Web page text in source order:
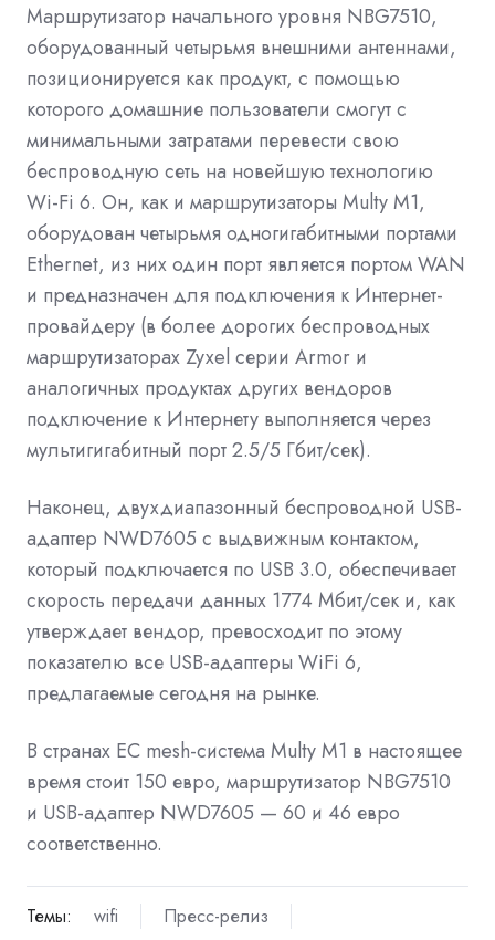
Маршрутизатор начального уровня NBG7510,
оборудованный четырьмя внешними антеннами,
позиционируется как продукт, с помощью
которого домашние пользователи смогут с
минимальными затратами перевести свою
беспроводную сеть на новейшую технологию
Wi-Fi 6. Он, как и маршрутизаторы Multy M1,
оборудован четырьмя одногигабитными портами
Ethernet, из них один порт является портом WAN
и предназначен для подключения к Интернет-
провайдеру (в более дорогих беспроводных
маршрутизаторах Zyxel серии Armor и
аналогичных продуктах других вендоров
подключение к Интернету выполняется через
мультигигабитный порт 2.5/5 Гбит/сек).
Наконец, двухдиапазонный беспроводной USB-
адаптер NWD7605 с выдвижным контактом,
который подключается по USB 3.0, обеспечивает
скорость передачи данных 1774 Мбит/сек и, как
утверждает вендор, превосходит по этому
показателю все USB-адаптеры WiFi 6,
предлагаемые сегодня на рынке.
В странах EC mesh-система Multy M1 в настоящее
время стоит 150 евро, маршрутизатор NBG7510
и USB-адаптер NWD7605 — 60 и 46 евро
соответственно.
Темы: wifi
Пресс-релиз